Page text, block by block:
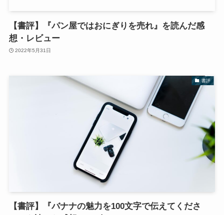
【書評】『パン屋ではおにぎりを売れ』を読んだ感
想・レビュー
2022年5月31日
書評
【書評】『バナナの魅力を100文字で伝えてくださ